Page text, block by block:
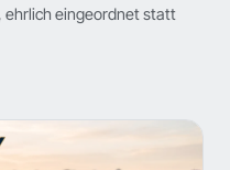
ehrlich eingeordnet statt